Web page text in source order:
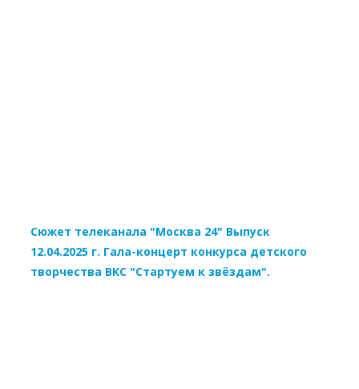
Сюжет телеканала "Москва 24" Выпуск
12.04.2025 г. Гала-концерт конкурса детского
творчества ВКС "Стартуем к звёздам".